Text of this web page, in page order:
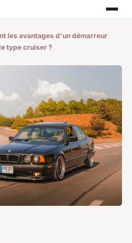
les avantages d'un démarreur
type cruiser ?